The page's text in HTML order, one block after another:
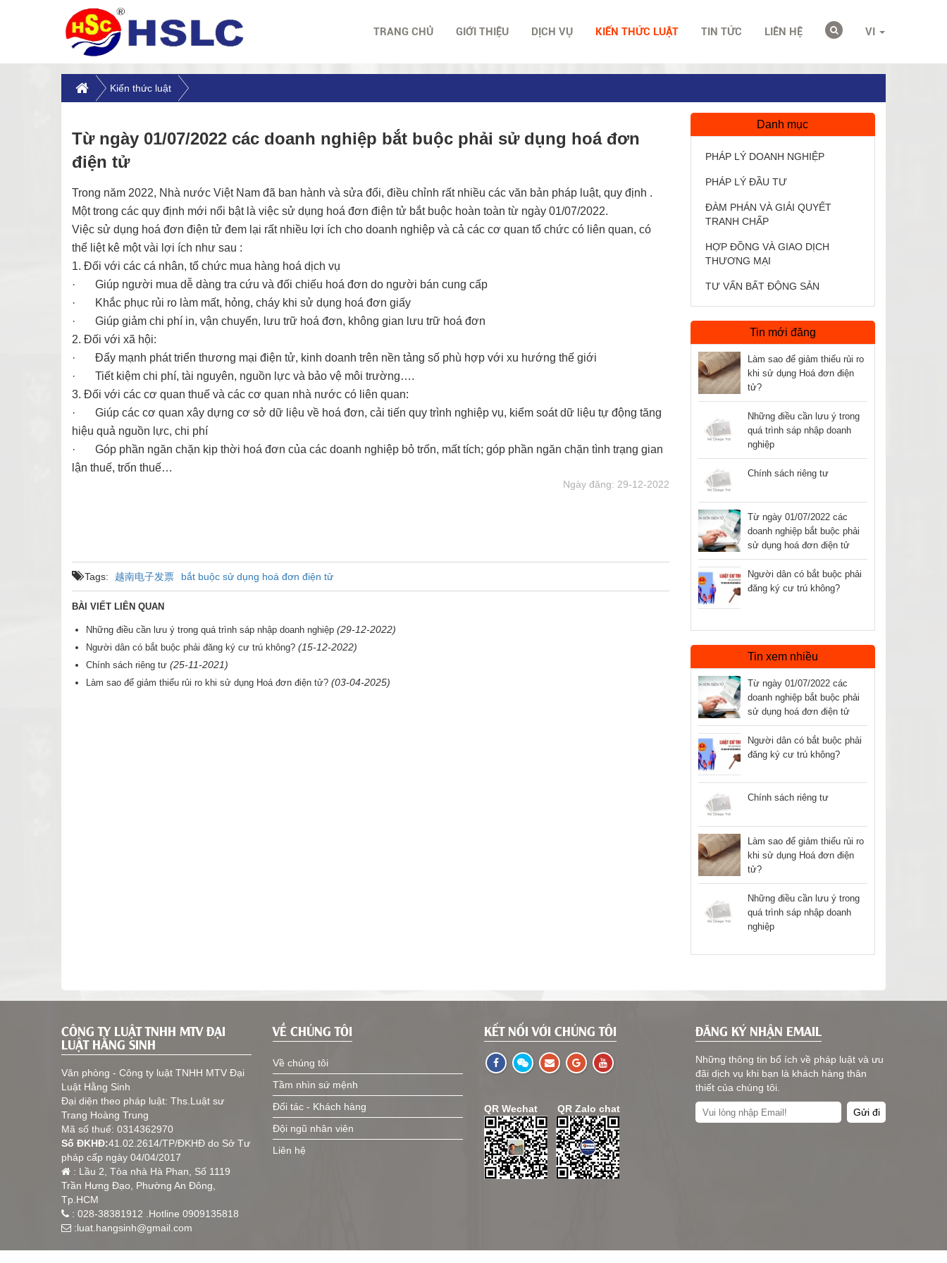
TRANG CHỦ GIỚI THIỆU DỊCH VỤ KIẾN THỨC LUẬT TIN TỨC LIÊN HỆ VI
Kiến thức luật
Từ ngày 01/07/2022 các doanh nghiệp bắt buộc phải sử dụng hoá đơn
điện tử
Trong năm 2022, Nhà nước Việt Nam đã ban hành và sửa đổi, điều chỉnh rất nhiều các văn bản pháp luật, quy định .
Một trong các quy định mới nổi bật là việc sử dụng hoá đơn điện tử bắt buộc hoàn toàn từ ngày 01/07/2022.
Việc sử dụng hoá đơn điện tử đem lại rất nhiều lợi ích cho doanh nghiệp và cả các cơ quan tổ chức có liên quan, có
thể liệt kê một vài lợi ích như sau :
1. Đối với các cá nhân, tổ chức mua hàng hoá dịch vụ
· Giúp người mua dễ dàng tra cứu và đối chiếu hoá đơn do người bán cung cấp
· Khắc phục rủi ro làm mất, hỏng, cháy khi sử dụng hoá đơn giấy
· Giúp giảm chi phí in, vận chuyển, lưu trữ hoá đơn, không gian lưu trữ hoá đơn
2. Đối với xã hội:
· Đẩy mạnh phát triển thương mại điện tử, kinh doanh trên nền tảng số phù hợp với xu hướng thế giới
· Tiết kiệm chi phí, tài nguyên, nguồn lực và bảo vệ môi trường….
3. Đối với các cơ quan thuế và các cơ quan nhà nước có liên quan:
· Giúp các cơ quan xây dựng cơ sở dữ liệu về hoá đơn, cải tiến quy trình nghiệp vụ, kiểm soát dữ liệu tự động tăng
hiệu quả nguồn lực, chi phí
· Góp phần ngăn chặn kịp thời hoá đơn của các doanh nghiệp bỏ trốn, mất tích; góp phần ngăn chặn tình trạng gian
lận thuế, trốn thuế…
Ngày đăng: 29-12-2022
Tags: 越南电子发票 bắt buộc sử dụng hoá đơn điện tử
BÀI VIẾT LIÊN QUAN
Những điều cần lưu ý trong quá trình sáp nhập doanh nghiệp (29-12-2022)
Người dân có bắt buộc phải đăng ký cư trú không? (15-12-2022)
Chính sách riêng tư (25-11-2021)
Làm sao để giảm thiểu rủi ro khi sử dụng Hoá đơn điện tử? (03-04-2025)
Danh mục
PHÁP LÝ DOANH NGHIỆP
PHÁP LÝ ĐẦU TƯ
ĐÀM PHÁN VÀ GIẢI QUYẾT
TRANH CHẤP
HỢP ĐỒNG VÀ GIAO DỊCH
THƯƠNG MẠI
TƯ VẤN BẤT ĐỘNG SẢN
Tin mới đăng
Làm sao để giảm thiểu rủi ro
khi sử dụng Hoá đơn điện
tử?
Những điều cần lưu ý trong
quá trình sáp nhập doanh
nghiệp
Chính sách riêng tư
Từ ngày 01/07/2022 các
doanh nghiệp bắt buộc phải
sử dụng hoá đơn điện tử
Người dân có bắt buộc phải
đăng ký cư trú không?
Tin xem nhiều
Từ ngày 01/07/2022 các
doanh nghiệp bắt buộc phải
sử dụng hoá đơn điện tử
Người dân có bắt buộc phải
đăng ký cư trú không?
Chính sách riêng tư
Làm sao để giảm thiểu rủi ro
khi sử dụng Hoá đơn điện
tử?
Những điều cần lưu ý trong
quá trình sáp nhập doanh
nghiệp
CÔNG TY LUẬT TNHH MTV ĐẠI
LUẬT HẰNG SINH
Văn phòng - Công ty luật TNHH MTV Đại
Luật Hằng Sinh
Đại diện theo pháp luật: Ths.Luật sư
Trang Hoàng Trung
Mã số thuế: 0314362970
Số ĐKHĐ:41.02.2614/TP/ĐKHĐ do Sở Tư
pháp cấp ngày 04/04/2017
: Lầu 2, Tòa nhà Hà Phan, Số 1119
Trần Hưng Đạo, Phường An Đông,
Tp.HCM
: 028-38381912 .Hotline 0909135818
:luat.hangsinh@gmail.com
VỀ CHÚNG TÔI
Về chúng tôi
Tầm nhìn sứ mệnh
Đối tác - Khách hàng
Đội ngũ nhân viên
Liên hệ
KẾT NỐI VỚI CHÚNG TÔI
QR Wechat QR Zalo chat
ĐĂNG KÝ NHẬN EMAIL
Những thông tin bổ ích về pháp luật và ưu
đãi dịch vụ khi bạn là khách hàng thân
thiết của chúng tôi.
Gửi đi